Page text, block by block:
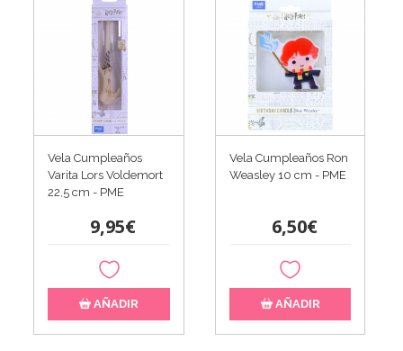
Vela Cumpleaños
Varita Lors Voldemort
22,5 cm - PME
9,95€
AÑADIR
Vela Cumpleaños Ron
Weasley 10 cm - PME
6,50€
AÑADIR